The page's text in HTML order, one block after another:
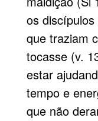
os
que traziam
tocasse (v.
estar
tempo e
que não